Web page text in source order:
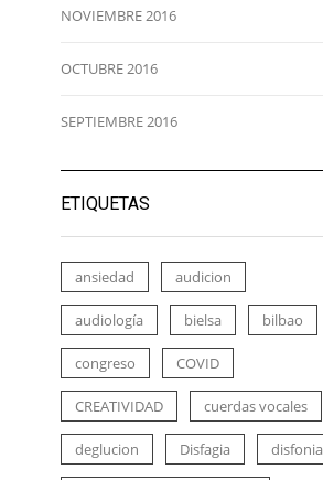
NOVIEMBRE 2016
OCTUBRE 2016
SEPTIEMBRE 2016
ETIQUETAS
ansiedad audicion
audiología bielsa bilbao
congreso COVID
CREATIVIDAD cuerdas vocales
deglucion Disfagia disfonia